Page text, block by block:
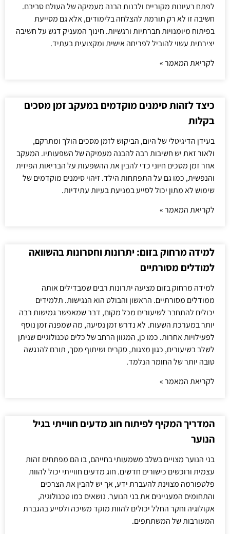
לפתח רעיונות מקוריים ולבנות הבנה מעמיקה של העולם סביבם.
חשיבה זו לא רק תורמת להצלחה בלימודים, אלא גם מסייעת
בפיתוח מיומנויות חברתיות ורגשיות. חינוך המעניק דגש על חשיבה
יצירתית עשוי להוביל לפריחה אישית ומקצועית בעתיד.
לקריאת המאמר »
כיצד לזהות סימנים מוקדמים במעקב זמן מסכים
בקלות
בעידן הדיגיטלי של היום, הביקוש לזמן מסכים הולך ומתרקם,
ולאור זאת יש חשיבות רבה להבנה מעמיקה של השפעותיו. המעקב
אחר זמן מסכים חיוני כדי להבין את ההשפעות על הבריאות הפיזית
והנפשית, כמו גם על התפתחות הילד. זיהוי סימנים מוקדמים של
שימוש לא מתון יכול לסייע במניעת בעיות עתידיות.
לקריאת המאמר »
למידה מרחוק בזום: יתרונות וחסרונות בהשוואה
למודלים מסורתיים
למידה מרחוק בזום מציעה יתרונות רבים שמבדילים אותה
ממודלים מסורתיים. הראשון והבולט הוא הנגישות. תלמידים
יכולים להתחבר לשיעורים מכל מקום, דבר שמאפשר גמישות רבה
יותר במערכת השעות. לא נדרש זמן נסיעה, מה שמפנה זמן נוסף
לפעילויות אחרות. כמו כן, המגוון הרחב של כלים טכנולוגיים שניתן
לשלב בשיעורים, כגון מצגות, סקרים ושיתוף מסך, תורם להנגשה
טובה יותר של החומר הנלמד.
לקריאת המאמר »
המדריך המקיף לפיתוח חוג מדעים חווייתי בגיל
הנוער
בני הנוער מצויים בשלב משמעותי בחייהם, בו הם מפתחים זהות
עצמית ורוכשים כישורים חדשים. חוג מדעים חווייתי יכול להוות
פלטפורמה מצוינת להעברת ידע, אך יש להבין את הצרכים
והתחומים המעניינים את בני הנוער. נושאים כמו טכנולוגיה,
אקולוגיה וחקר החלל יכולים להוות מוקד משיכה ולסייע בהגברת
המעורבות של המשתתפים.